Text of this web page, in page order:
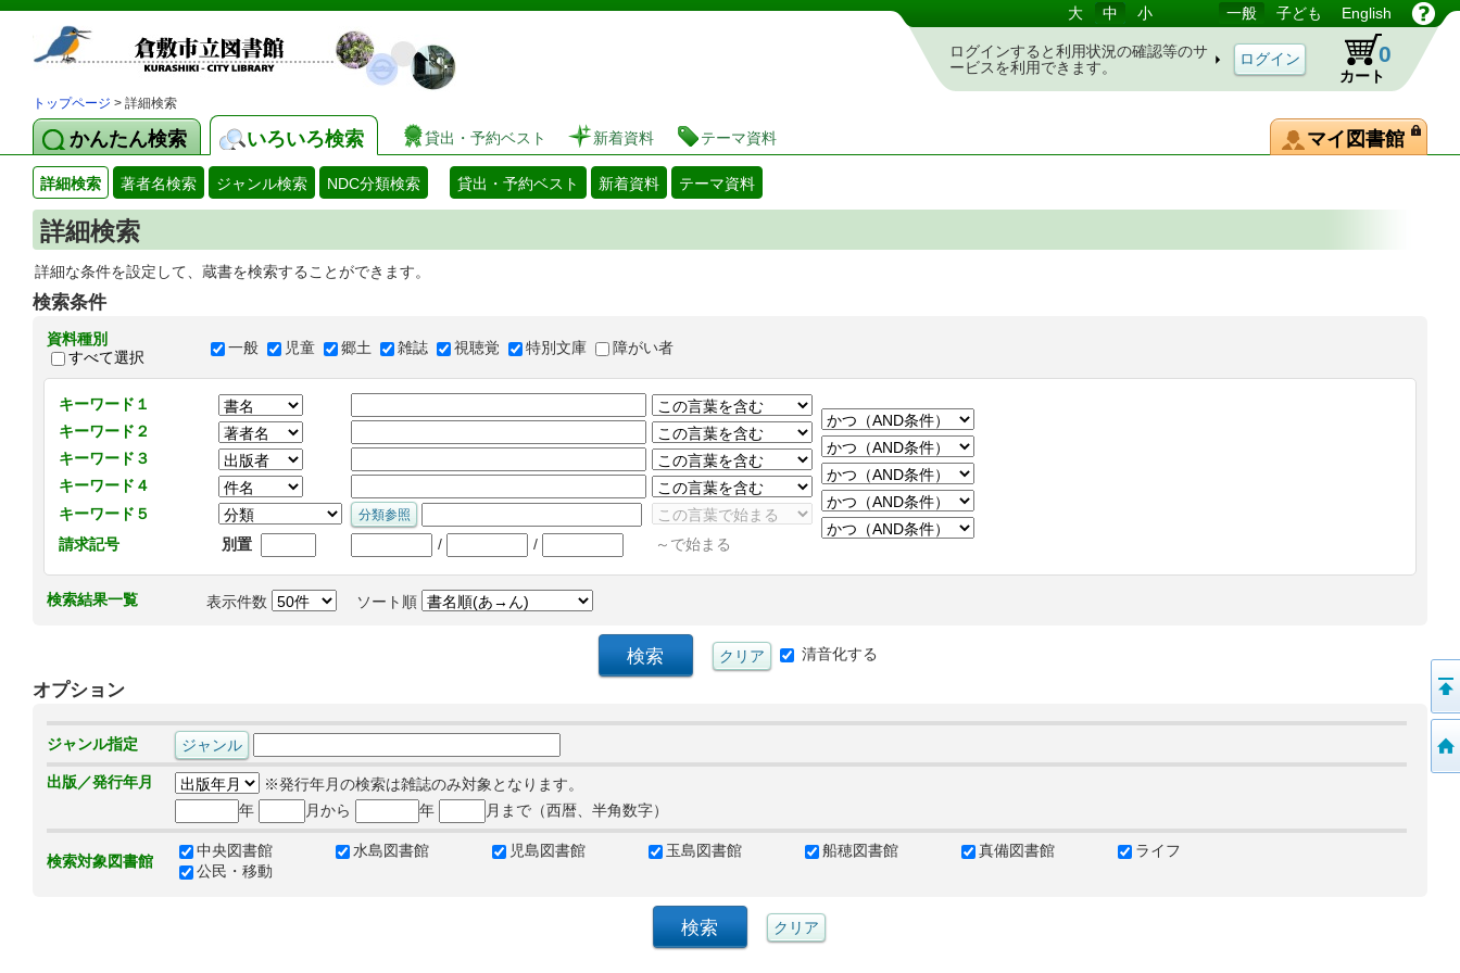
図書館 蔵書検索・予約システム 大 中 小 一般 子ども English
ログインすると利用状況の確認等のサ
ービスを利用できます。
カート
0
トップページ > 詳細検索
かんたん検索 いろいろ検索 貸出・予約ベスト 新着資料 テーマ資料 マイ図書館
詳細検索 著者名検索 ジャンル検索 NDC分類検索 貸出・予約ベスト 新着資料 テーマ資料
詳細検索
詳細な条件を設定して、蔵書を検索することができます。
検索条件
資料種別
すべて選択
一般 児童 郷土 雑誌 視聴覚 特別文庫 障がい者
キーワード１
キーワード２
キーワード３
キーワード４
キーワード５
請求記号
別置 / / ～で始まる
検索結果一覧 表示件数 ソート順
清音化する
オプション
ジャンル指定
出版／発行年月
※発行年月の検索は雑誌のみ対象となります。
年
月から 年 月まで（西暦、半角数字）
検索対象図書館
中央図書館 水島図書館 児島図書館 玉島図書館 船穂図書館 真備図書館
ライフ
公民・移動